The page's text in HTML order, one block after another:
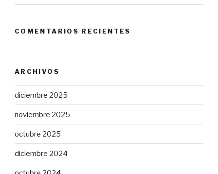
COMENTARIOS RECIENTES
ARCHIVOS
diciembre 2025
noviembre 2025
octubre 2025
diciembre 2024